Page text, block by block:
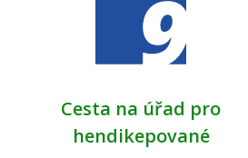
Cesta na úřad pro
hendikepované